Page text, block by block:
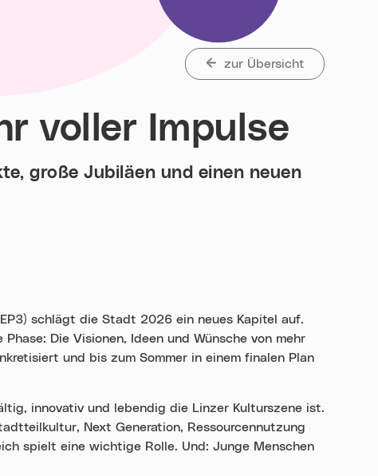
zur Übersicht
voller Impulse
große Jubiläen und einen neuen
schlägt die Stadt 2026 ein neues Kapitel auf.
Die Visionen, Ideen und Wünsche von mehr
und bis zum Sommer in einem finalen Plan
innovativ und lebendig die Linzer Kulturszene ist.
Next Generation, Ressourcennutzung
spielt eine wichtige Rolle. Und: Junge Menschen